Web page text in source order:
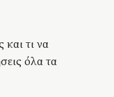
και τι να
όλα τα